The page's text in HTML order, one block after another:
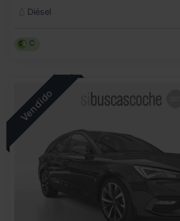
Diésel
C